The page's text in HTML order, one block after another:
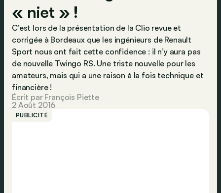
« niet » !
C’est lors de la présentation de la Clio revue et
corrigée à Bordeaux que les ingénieurs de Renault
Sport nous ont fait cette confidence : il n’y aura pas
de nouvelle Twingo RS. Une triste nouvelle pour les
amateurs, mais qui a une raison à la fois technique et
financière !
Écrit par François Piette
2 Août 2016
PUBLICITÉ